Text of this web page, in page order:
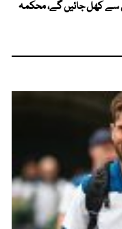
سے کھل جائیں گے، محکمہ